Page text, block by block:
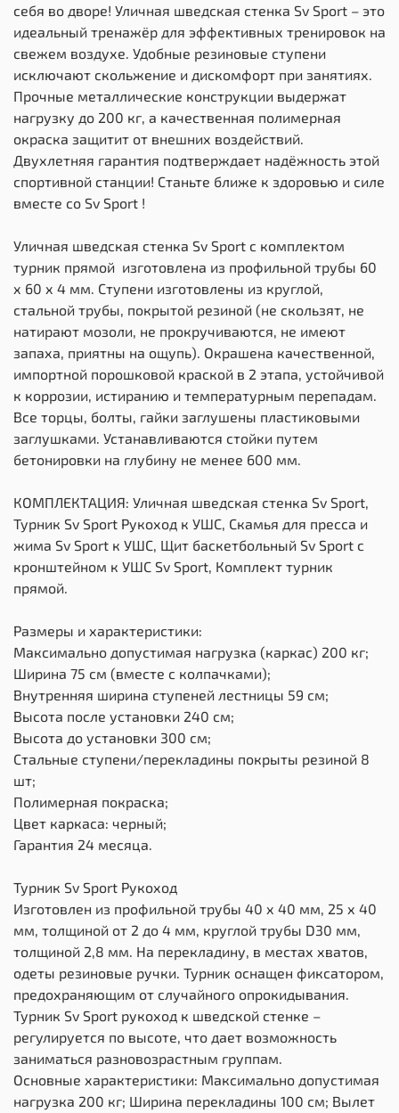
себя во дворе! Уличная шведская стенка Sv Sport – это
идеальный тренажёр для эффективных тренировок на
свежем воздухе. Удобные резиновые ступени
исключают скольжение и дискомфорт при занятиях.
Прочные металлические конструкции выдержат
нагрузку до 200 кг, а качественная полимерная
окраска защитит от внешних воздействий.
Двухлетняя гарантия подтверждает надёжность этой
спортивной станции! Станьте ближе к здоровью и силе
вместе со Sv Sport !
Уличная шведская стенка Sv Sport с комплектом
турник прямой изготовлена из профильной трубы 60
х 60 х 4 мм. Ступени изготовлены из круглой,
стальной трубы, покрытой резиной (не скользят, не
натирают мозоли, не прокручиваются, не имеют
запаха, приятны на ощупь). Окрашена качественной,
импортной порошковой краской в 2 этапа, устойчивой
к коррозии, истиранию и температурным перепадам.
Все торцы, болты, гайки заглушены пластиковыми
заглушками. Устанавливаются стойки путем
бетонировки на глубину не менее 600 мм.
КОМПЛЕКТАЦИЯ: Уличная шведская стенка Sv Sport,
Турник Sv Sport Рукоход к УШС, Скамья для пресса и
жима Sv Sport к УШС, Щит баскетбольный Sv Sport c
кронштейном к УШС Sv Sport, Комплект турник
прямой.
Размеры и характеристики:
Максимально допустимая нагрузка (каркас) 200 кг;
Ширина 75 см (вместе с колпачками);
Внутренняя ширина ступеней лестницы 59 см;
Высота после установки 240 см;
Высота до установки 300 см;
Стальные ступени/перекладины покрыты резиной 8
шт;
Полимерная покраска;
Цвет каркаса: черный;
Гарантия 24 месяца.
Турник Sv Sport Рукоход
Изготовлен из профильной трубы 40 х 40 мм, 25 х 40
мм, толщиной от 2 до 4 мм, круглой трубы D30 мм,
толщиной 2,8 мм. На перекладину, в местах хватов,
одеты резиновые ручки. Турник оснащен фиксатором,
предохраняющим от случайного опрокидывания.
Турник Sv Sport рукоход к шведской стенке –
регулируется по высоте, что дает возможность
заниматься разновозрастным группам.
Основные характеристики: Максимально допустимая
нагрузка 200 кг; Ширина перекладины 100 см; Вылет